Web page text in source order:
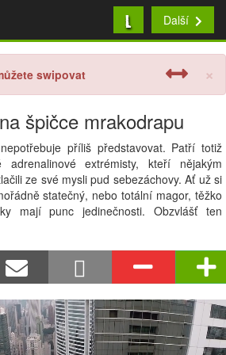
L Další
×
swipovat
špičce mrakodrapu
příliš představovat. Patří totiž
adrenalinové extrémisty, kteří nějakým
ze své mysli pud sebezáchovy. Ať už si
statečný, nebo totální magor, těžko
mají punc jedinečnosti. Obzvlášť ten